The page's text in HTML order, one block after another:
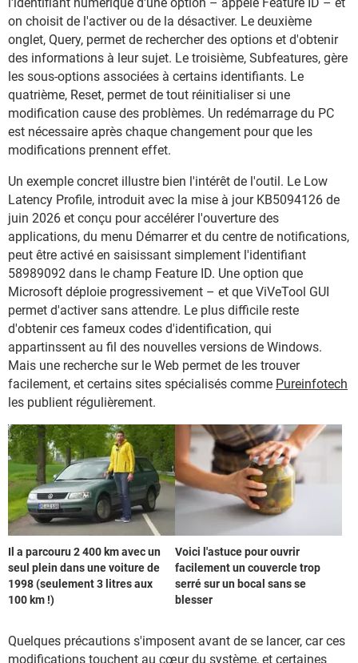
on choisit de l'activer ou de la désactiver. Le deuxième
onglet, Query, permet de rechercher des options et d'obtenir
des informations à leur sujet. Le troisième, Subfeatures, gère
les sous-options associées à certains identifiants. Le
quatrième, Reset, permet de tout réinitialiser si une
modification cause des problèmes. Un redémarrage du PC
est nécessaire après chaque changement pour que les
modifications prennent effet.
Un exemple concret illustre bien l'intérêt de l'outil. Le Low
Latency Profile, introduit avec la mise à jour KB5094126 de
juin 2026 et conçu pour accélérer l'ouverture des
applications, du menu Démarrer et du centre de notifications,
peut être activé en saisissant simplement l'identifiant
58989092 dans le champ Feature ID. Une option que
Microsoft déploie progressivement – et que ViVeTool GUI
permet d'activer sans attendre. Le plus difficile reste
d'obtenir ces fameux codes d'identification, qui
appartinssent au fil des nouvelles versions de Windows.
Mais une recherche sur le Web permet de les trouver
facilement, et certains sites spécialisés comme Pureinfotech
les publient régulièrement.
Il a parcouru 2 400 km avec un
seul plein dans une voiture de
1998 (seulement 3 litres aux
100 km !)
Voici l'astuce pour ouvrir
facilement un couvercle trop
serré sur un bocal sans se
blesser
Quelques précautions s'imposent avant de se lancer, car ces
modifications touchent au cœur du système, et certaines